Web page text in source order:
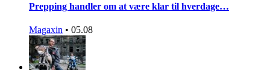
Prepping handler om at være klar til hverdage…
Magaxin • 05.08